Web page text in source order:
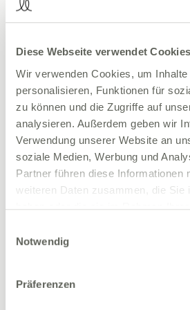
Diese Webseite verwendet Cookies
Wir verwenden Cookies, um
personalisieren, Funktionen für
zu können und die Zugriffe auf
analysieren. Außerdem geben wir
Verwendung unserer Website an
soziale Medien, Werbung und
Partner führen diese Informationen
weiteren Daten zusammen, die Sie
haben oder die sie im Rahmen
Notwendig
Präferenzen
Rund 10 % der Bevölkerung
einer barrierefreien Website
3. Besseres Google-Ranking
Barrierearme Webseiten sind oft
sauberer aufgebaut, was
Suchmaschinenoptimierung
bevorzugt klar strukturierte
Lesbarkeit, sinnvollen Alt-Tags
Was gehört zu einer